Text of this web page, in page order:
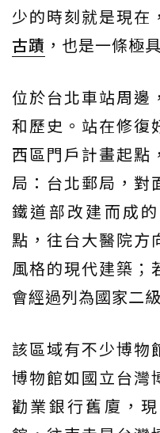
少的時刻就是現在
古蹟 ，也是一條極
位於台北車站周邊
和歷史。站在修復
西區門戶計畫起點
局：台北郵局，對
鐵道部改建而成
點，往台大醫院方
風格的現代建築；
會經過列為國家二
該區域有不少博物
博物館如國立台灣
勸業銀行舊廈，